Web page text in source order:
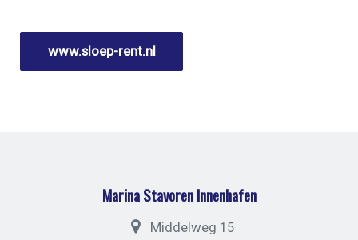
www.sloep-rent.nl
Marina Stavoren Innenhafen
Middelweg 15